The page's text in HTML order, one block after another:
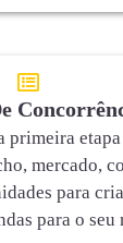
primeira
mercado,
para
para o seu